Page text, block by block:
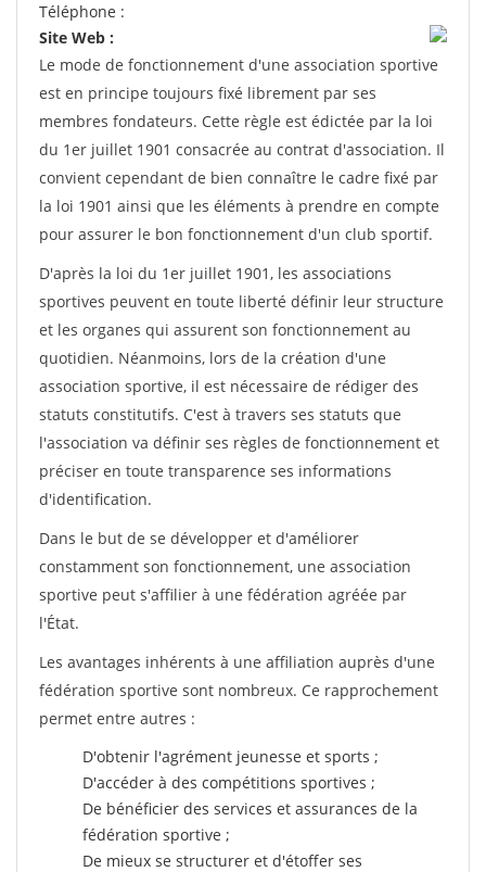
Téléphone :
Site Web :
Le mode de fonctionnement d'une association sportive
est en principe toujours fixé librement par ses
membres fondateurs. Cette règle est édictée par la loi
du 1er juillet 1901 consacrée au contrat d'association. Il
convient cependant de bien connaître le cadre fixé par
la loi 1901 ainsi que les éléments à prendre en compte
pour assurer le bon fonctionnement d'un club sportif.
D'après la loi du 1er juillet 1901, les associations
sportives peuvent en toute liberté définir leur structure
et les organes qui assurent son fonctionnement au
quotidien. Néanmoins, lors de la création d'une
association sportive, il est nécessaire de rédiger des
statuts constitutifs. C'est à travers ses statuts que
l'association va définir ses règles de fonctionnement et
préciser en toute transparence ses informations
d'identification.
Dans le but de se développer et d'améliorer
constamment son fonctionnement, une association
sportive peut s'affilier à une fédération agréée par
l'État.
Les avantages inhérents à une affiliation auprès d'une
fédération sportive sont nombreux. Ce rapprochement
permet entre autres :
D'obtenir l'agrément jeunesse et sports ;
D'accéder à des compétitions sportives ;
De bénéficier des services et assurances de la
fédération sportive ;
De mieux se structurer et d'étoffer ses